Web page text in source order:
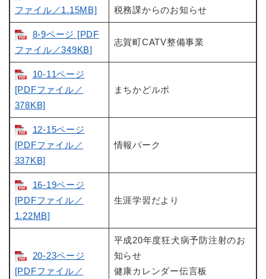
ファイル／1.15MB]
税務課からのお知らせ
8-9ページ [PDF
ファイル／349KB]
志賀町CATV整備事業
10-11ページ
[PDFファイル／
378KB]
まちかどルポ
12-15ページ
[PDFファイル／
337KB]
情報パーク
16-19ページ
[PDFファイル／
1.22MB]
生涯学習だより
20-23ページ
[PDFファイル／
平成20年度狂犬病予防注射のお
知らせ
健康カレンダー伝言板